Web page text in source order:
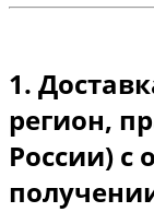
1.
регион,
России) с